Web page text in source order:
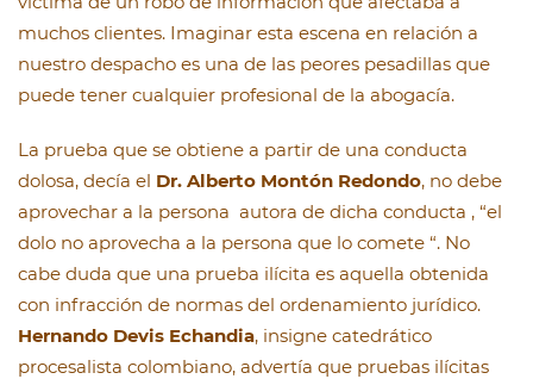
muchos clientes. Imaginar esta escena en relación a
nuestro despacho es una de las peores pesadillas que
puede tener cualquier profesional de la abogacía.
La prueba que se obtiene a partir de una conducta
dolosa, decía el Dr. Alberto Montón Redondo, no debe
aprovechar a la persona autora de dicha conducta , “el
dolo no aprovecha a la persona que lo comete “. No
cabe duda que una prueba ilícita es aquella obtenida
con infracción de normas del ordenamiento jurídico.
Hernando Devis Echandia, insigne catedrático
procesalista colombiano, advertía que pruebas ilícitas